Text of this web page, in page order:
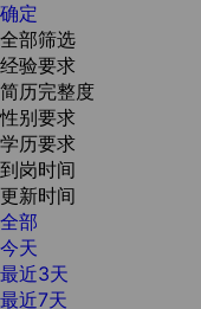
确定
全部筛选
经验要求
简历完整度
性别要求
学历要求
到岗时间
更新时间
全部
今天
最近3天
最近7天